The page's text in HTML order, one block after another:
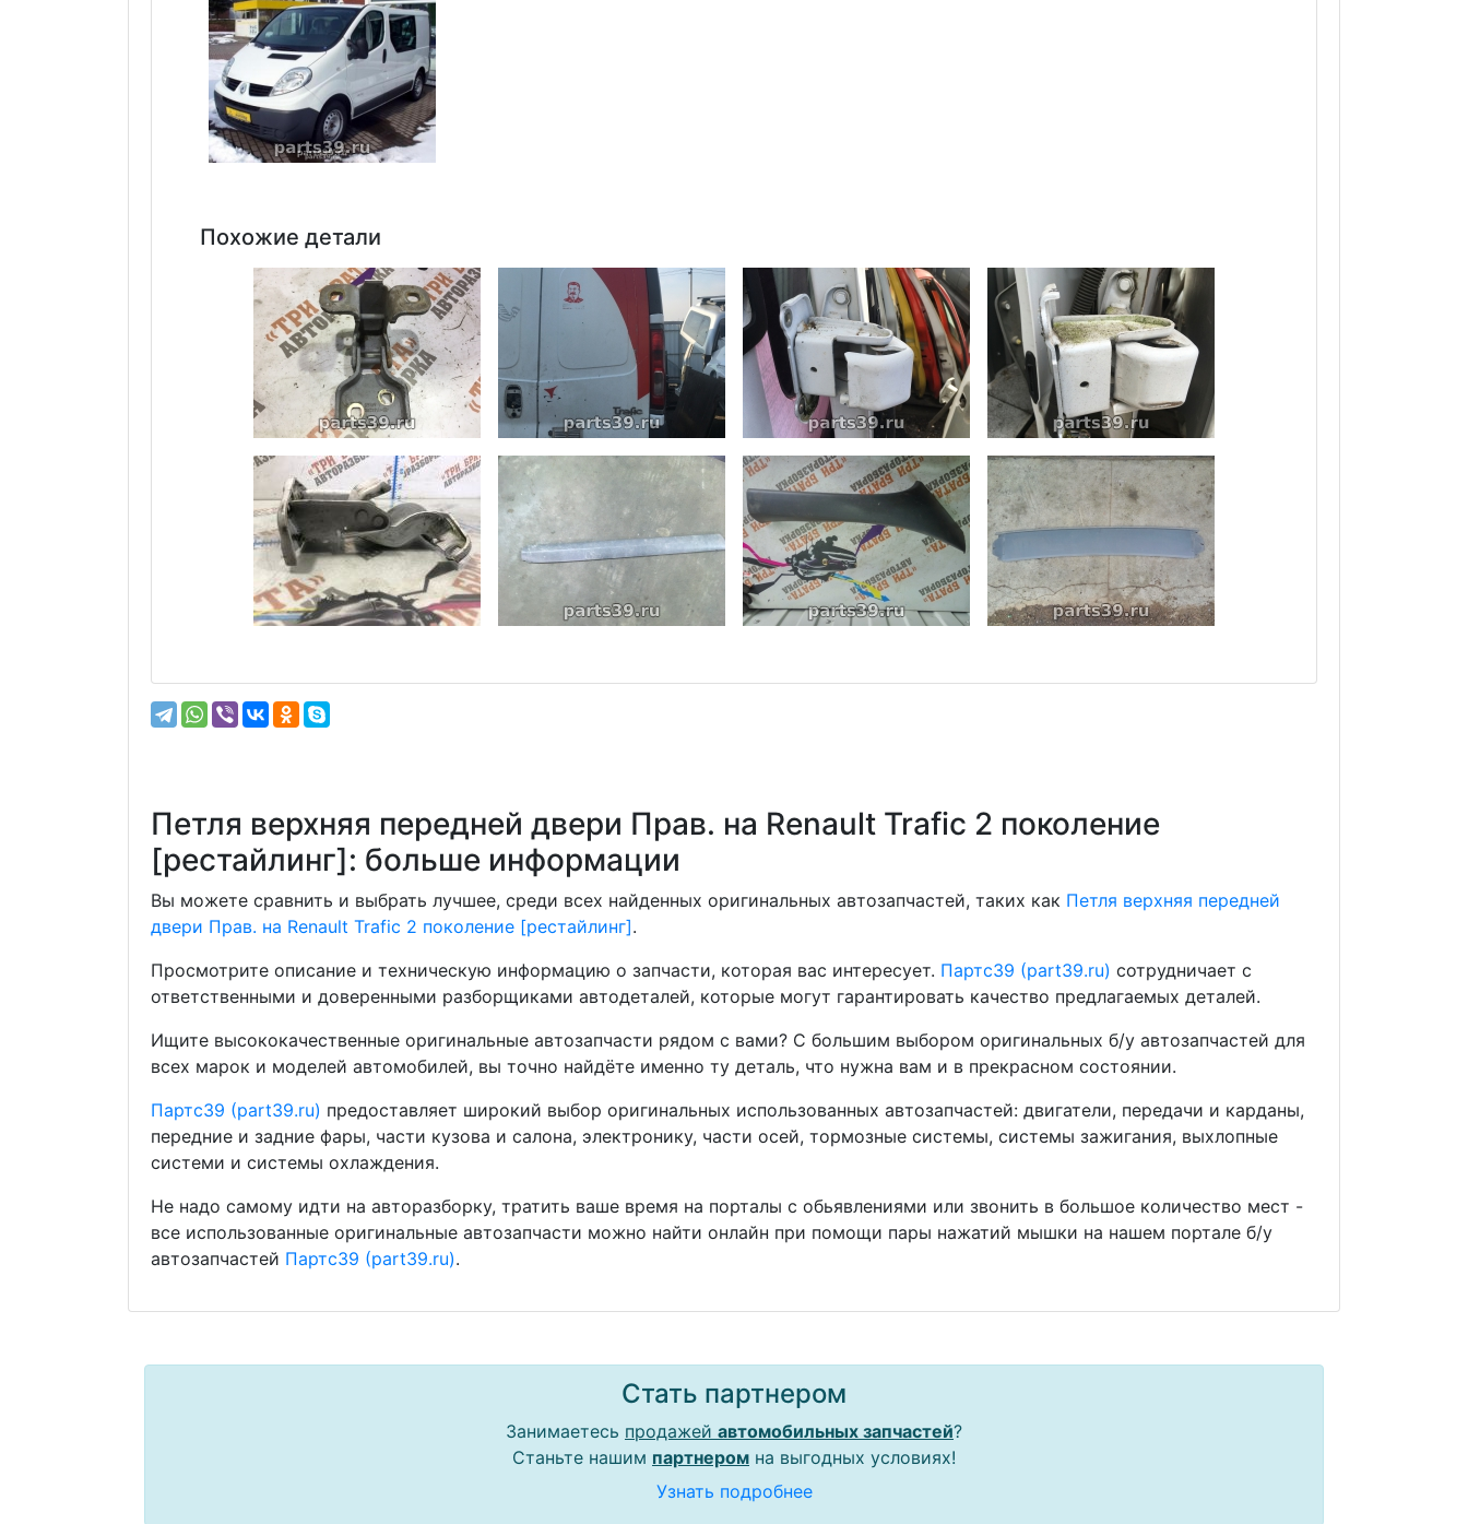
Похожие детали
Петля верхняя передней двери Прав. на Renault Trafic 2 поколение
[рестайлинг]: больше информации
Вы можете сравнить и выбрать лучшее, среди всех найденных оригинальных автозапчастей, таких как Петля верхняя передней
двери Прав. на Renault Trafic 2 поколение [рестайлинг].
Просмотрите описание и техническую информацию о запчасти, которая вас интересует. Партс39 (part39.ru) сотрудничает с
ответственными и доверенными разборщиками автодеталей, которые могут гарантировать качество предлагаемых деталей.
Ищите высококачественные оригинальные автозапчасти рядом с вами? С большим выбором оригинальных б/у автозапчастей для
всех марок и моделей автомобилей, вы точно найдёте именно ту деталь, что нужна вам и в прекрасном состоянии.
Партс39 (part39.ru) предоставляет широкий выбор оригинальных использованных автозапчастей: двигатели, передачи и карданы,
передние и задние фары, части кузова и салона, электронику, части осей, тормозные системы, системы зажигания, выхлопные
системи и системы охлаждения.
Не надо самому идти на авторазборку, тратить ваше время на порталы с обьявлениями или звонить в большое количество мест -
все использованные оригинальные автозапчасти можно найти онлайн при помощи пары нажатий мышки на нашем портале б/у
автозапчастей Партс39 (part39.ru).
Стать партнером
Занимаетесь продажей автомобильных запчастей?
Станьте нашим партнером на выгодных условиях!
Узнать подробнее